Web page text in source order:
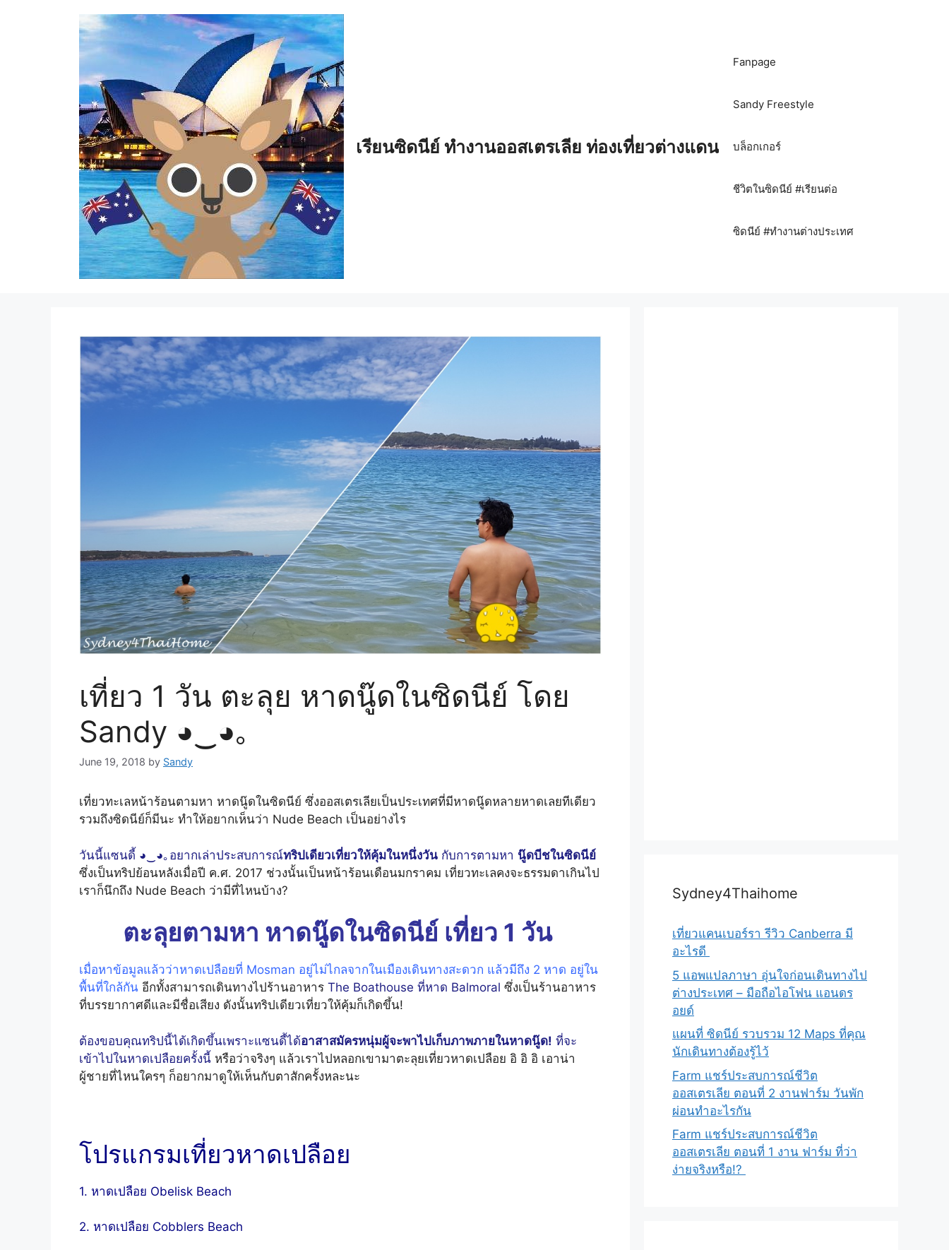
เรียนซิดนีย์ ทำงานออสเตรเลีย ท่องเที่ยวต่างแดน
Fanpage
Sandy Freestyle
บล็อกเกอร์
ชีวิตในซิดนีย์ #เรียนต่อ
ซิดนีย์ #ทำงานต่างประเทศ
เที่ยว 1 วัน ตะลุย หาดนู๊ดในซิดนีย์ โดย
Sandy ◕‿◕｡
June 19, 2018 by Sandy
เที่ยวทะเลหน้าร้อนตามหา หาดนู๊ดในซิดนีย์ ซึ่งออสเตรเลียเป็นประเทศที่มีหาดนู๊ดหลายหาดเลยทีเดียว
รวมถึงซิดนีย์ก็มีนะ ทำให้อยากเห็นว่า Nude Beach เป็นอย่างไร
วันนี้แซนดี้ ◕‿◕｡อยากเล่าประสบการณ์ทริปเดียวเที่ยวให้คุ้มในหนึ่งวัน กับการตามหา นู๊ดบีชในซิดนีย์
ซึ่งเป็นทริปย้อนหลังเมื่อปี ค.ศ. 2017 ช่วงนั้นเป็นหน้าร้อนเดือนมกราคม เที่ยวทะเลคงจะธรรมดาเกินไป
เราก็นึกถึง Nude Beach ว่ามีที่ไหนบ้าง?
ตะลุยตามหา หาดนู๊ดในซิดนีย์ เที่ยว 1 วัน
เมื่อหาข้อมูลแล้วว่าหาดเปลือยที่ Mosman อยู่ไม่ไกลจากในเมืองเดินทางสะดวก แล้วมีถึง 2 หาด อยู่ใน
พื้นที่ใกล้กัน อีกทั้งสามารถเดินทางไปร้านอาหาร The Boathouse ที่หาด Balmoral ซึ่งเป็นร้านอาหาร
ที่บรรยากาศดีและมีชื่อเสียง ดังนั้นทริปเดียวเที่ยวให้คุ้มก็เกิดขึ้น!
ต้องขอบคุณทริปนี้ได้เกิดขึ้นเพราะแซนดี้ได้อาสาสมัครหนุ่มผู้จะพาไปเก็บภาพภายในหาดนู๊ด! ที่จะ
เข้าไปในหาดเปลือยครั้งนี้ หรือว่าจริงๆ แล้วเราไปหลอกเขามาตะลุยเที่ยวหาดเปลือย อิ อิ อิ เอาน่า
ผู้ชายที่ไหนใครๆ ก็อยากมาดูให้เห็นกับตาสักครั้งหละนะ
โปรแกรมเที่ยวหาดเปลือย
1. หาดเปลือย Obelisk Beach
2. หาดเปลือย Cobblers Beach
Sydney4Thaihome
เที่ยวแคนเบอร์รา รีวิว Canberra มี
อะไรดี
5 แอพแปลภาษา อุ่นใจก่อนเดินทางไป
ต่างประเทศ – มือถือไอโฟน แอนดร
อยด์
แผนที่ ซิดนีย์ รวบรวม 12 Maps ที่คุณ
นักเดินทางต้องรู้ไว้
Farm แชร์ประสบการณ์ชีวิต
ออสเตรเลีย ตอนที่ 2 งานฟาร์ม วันพัก
ผ่อนทำอะไรกัน
Farm แชร์ประสบการณ์ชีวิต
ออสเตรเลีย ตอนที่ 1 งาน ฟาร์ม ที่ว่า
ง่ายจริงหรือ!?